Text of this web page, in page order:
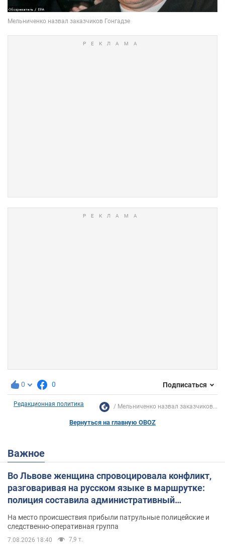
0 0 Подписаться
Редакционная политика Мельниченко назвал заказчиков...
Вернуться на главную OBOZ
Важное
Во Львове женщина спровоцировала конфликт,
разговаривая на русском языке в маршрутке:
полиция составила административный
протокол. Видео
На место происшествия прибыли патрульные полицейские и
следственно-оперативная группа
7.08.2026 18:40 7,9 т.